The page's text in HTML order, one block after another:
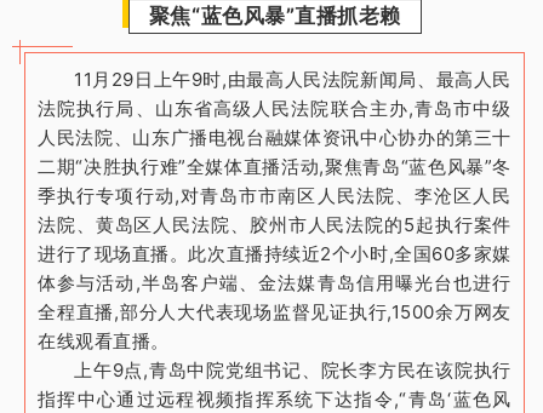
聚焦“蓝色风暴”直播抓老赖
11月29日上午9时,由最高人民法院新闻局、最高人民
法院执行局、山东省高级人民法院联合主办,青岛市中级
人民法院、山东广播电视台融媒体资讯中心协办的第三十
二期“决胜执行难”全媒体直播活动,聚焦青岛“蓝色风暴”冬
季执行专项行动,对青岛市市南区人民法院、李沧区人民
法院、黄岛区人民法院、胶州市人民法院的5起执行案件
进行了现场直播。此次直播持续近2个小时,全国60多家媒
体参与活动,半岛客户端、金法媒青岛信用曝光台也进行
全程直播,部分人大代表现场监督见证执行,1500余万网友
在线观看直播。
上午9点,青岛中院党组书记、院长李方民在该院执行
指挥中心通过远程视频指挥系统下达指令,“青岛‘蓝色风